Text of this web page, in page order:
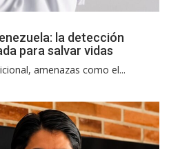
la detección
para salvar vidas
amenazas como el...